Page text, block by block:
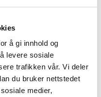
å gi innhold og
levere sosiale
trafikken vår. Vi deler
du bruker nettstedet
medier,
nr 2: Halling fra Åmodt,
(1920)
(1942, Allsang, 3
i a-moll, op. 16. KSOs mest